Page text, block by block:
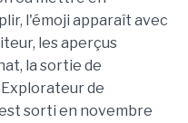
l'émoji apparaît avec
les aperçus
la sortie de
de
sorti en novembre